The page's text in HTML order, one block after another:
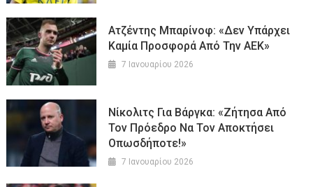
Ατζέντης Μπαρίνοφ: «Δεν Υπάρχει
Καμία Προσφορά Από Την ΑΕΚ»
7 Ιανουαρίου 2026
Νίκολιτς Για Βάργκα: «Ζήτησα Από
Τον Πρόεδρο Να Τον Αποκτήσει
Οπωσδήποτε!»
7 Ιανουαρίου 2026